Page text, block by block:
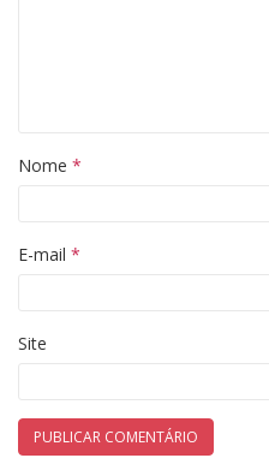
Nome *
E-mail *
Site